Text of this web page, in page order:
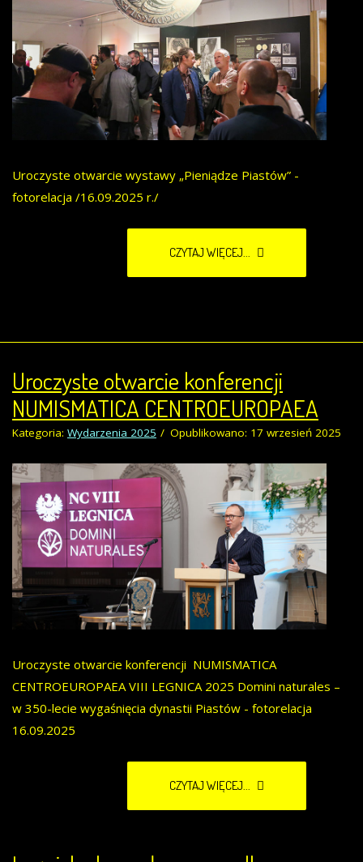
Uroczyste otwarcie wystawy „Pieniądze Piastów” -
fotorelacja /16.09.2025 r./
CZYTAJ WIĘCEJ...
Uroczyste otwarcie konferencji
NUMISMATICA CENTROEUROPAEA
Kategoria: Wydarzenia 2025 Opublikowano: 17 wrzesień 2025
Uroczyste otwarcie konferencji NUMISMATICA
CENTROEUROPAEA VIII LEGNICA 2025 Domini naturales –
w 350-lecie wygaśnięcia dynastii Piastów - fotorelacja
16.09.2025
CZYTAJ WIĘCEJ...